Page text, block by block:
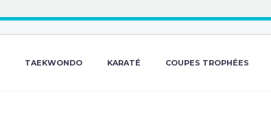
TAEKWONDO KARATÉ COUPES TROPHÉES